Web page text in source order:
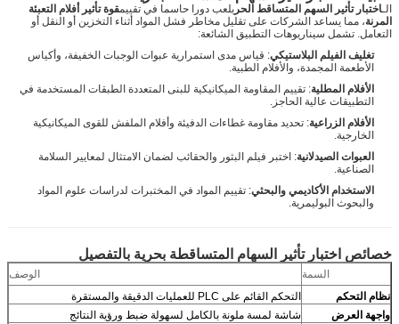
الـاختبار تأثير السهم المتساقط الحر يلعب دورا حاسما في تقييمقوة تأثير أفلام التعبئة
المرنة، مما يساعد الشركات على تقليل مخاطر فشل المواد أثناء التخزين أو النقل أو
التعامل. تشمل سيناريوهات التطبيق الشائعة:
تغليف الفيلم البلاستيكي: قياس مدى استمرارية عبوات الوجبات الخفيفة، وأكياس
الأطعمة المجمدة، والأفلام الطبية.
الأفلام المطلية: تقييم المقاومة الميكانيكية للبنى المتعددة الطبقات المستخدمة في
التطبيقات عالية الحاجز.
الأفلام الزراعية: تحديد مقاومة غطاءات الدفيئة وأفلام الملفش للقوى الميكانيكية
الخارجية.
العبوات الصيدلانية: اختبر فيلم البثور والحقائب لضمان الامتثال لمعايير السلامة
الصناعية.
الاستخدام الأكاديمي والبحثي: تقييم المواد في المختبرات لدراسات علوم المواد
والبحوث البوليمرية.
خصائص اختبار تأثير السهام المتساقطة بحرية بالتفصيل
السمة
الوصف
نظام التحكم
التحكم القائم على PLC للعمليات الدقيقة والمستقرة
واجهة العرض
شاشة لمسة ملونة بالكامل لسهولة ضبط ورؤية النتائج